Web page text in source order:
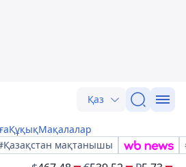
Қаз
ҚұқықМақалалар
мақтанышы